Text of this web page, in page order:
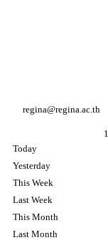
regina@regina.ac.th
1
Today
Yesterday
This Week
Last Week
This Month
Last Month